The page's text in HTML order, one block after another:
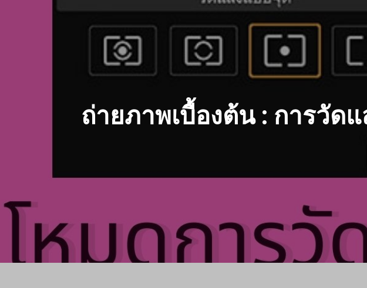
ถ่ายภาพเบื้องต้น : การวัด